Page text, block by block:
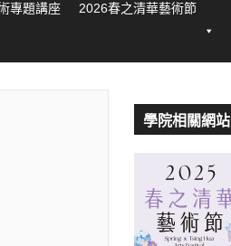
專題講座 2026春之清華藝術節
學院相關網站